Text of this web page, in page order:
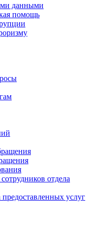
данными
помощь
отдела
предоставленных услуг